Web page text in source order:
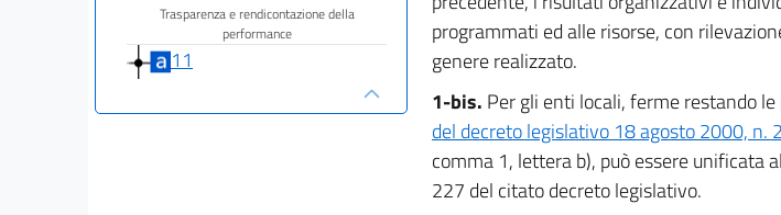
Trasparenza e rendicontazione della
performance
11
CAPO IV
programmati ed alle risorse, con
genere realizzato.
1-bis. Per gli enti locali, ferme restando
del decreto legislativo 18 agosto 2000, n.
comma 1, lettera b), può essere unificata
227 del citato decreto legislativo.